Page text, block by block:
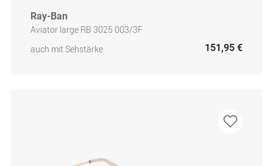
Ray-Ban
Aviator large RB 3025 003/3F
auch mit Sehstärke
151,95 €